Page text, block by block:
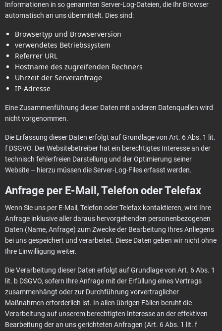
Informationen in so genannten Server-Log-Dateien, die Ihr Browser
automatisch an uns übermittelt. Dies sind:
Browsertyp und Browserversion
verwendetes Betriebssystem
Referrer URL
Hostname des zugreifenden Rechners
Uhrzeit der Serveranfrage
IP-Adresse
Eine Zusammenführung dieser Daten mit anderen Datenquellen wird
nicht vorgenommen.
Die Erfassung dieser Daten erfolgt auf Grundlage von Art. 6 Abs. 1 lit.
f DSGVO. Der Websitebetreiber hat ein berechtigtes Interesse an der
technisch fehlerfreien Darstellung und der Optimierung seiner
Website – hierzu müssen die Server-Log-Files erfasst werden.
Anfrage per E-Mail, Telefon oder Telefax
Wenn Sie uns per E-Mail, Telefon oder Telefax kontaktieren, wird Ihre
Anfrage inklusive aller daraus hervorgehenden personenbezogenen
Daten (Name, Anfrage) zum Zwecke der Bearbeitung Ihres Anliegens
bei uns gespeichert und verarbeitet. Diese Daten geben wir nicht ohne
Ihre Einwilligung weiter.
Die Verarbeitung dieser Daten erfolgt auf Grundlage von Art. 6 Abs. 1
lit. b DSGVO, sofern Ihre Anfrage mit der Erfüllung eines Vertrags
zusammenhängt oder zur Durchführung vorvertraglicher
Maßnahmen erforderlich ist. In allen übrigen Fällen beruht die
Verarbeitung auf unserem berechtigten Interesse an der effektiven
Bearbeitung der an uns gerichteten Anfragen (Art. 6 Abs. 1 lit. f